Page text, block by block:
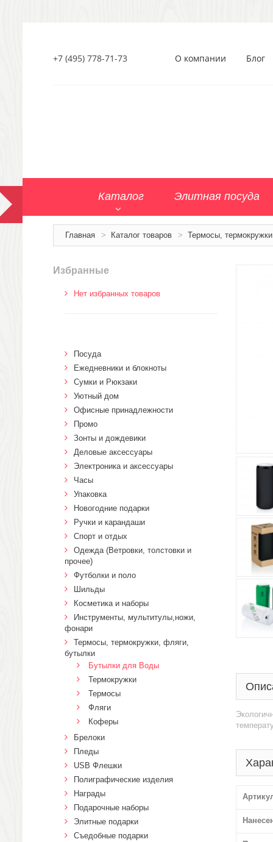
+7 (495) 778-71-73 О компании Блог
Каталог Элитная посуда
Главная > Каталог товаров > Термосы,
Избранные
Нет избранных товаров
Посуда
Ежедневники и блокноты
Сумки и Рюкзаки
Уютный дом
Офисные принадлежности
Промо
Зонты и дождевики
Деловые аксессуары
Электроника и аксессуары
Часы
Упаковка
Новогодние подарки
Ручки и карандаши
Спорт и отдых
Одежда (Ветровки, толстовки и
прочее)
Футболки и поло
Шильды
Косметика и наборы
Инструменты, мультитулы,ножи,
фонари
Термосы, термокружки, фляги,
бутылки
Бутылки для Воды
Термокружки
Термосы
Фляги
Коферы
Брелоки
Пледы
USB Флешки
Полиграфические изделия
Награды
Подарочные наборы
Элитные подарки
Cъедобные подарки